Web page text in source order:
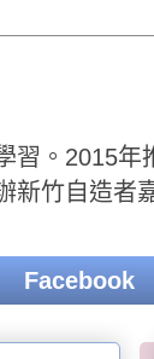
習。2015年
新竹自造者
Facebook